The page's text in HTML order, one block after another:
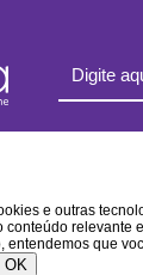
e outras
conteúdo relevante
entendemos que
OK